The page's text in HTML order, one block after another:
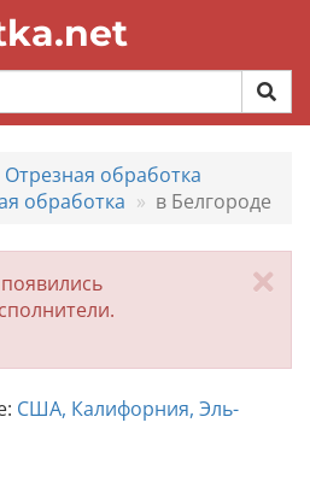
Отрезная обработка
обработка
в Белгороде
США, Калифорния, Эль-